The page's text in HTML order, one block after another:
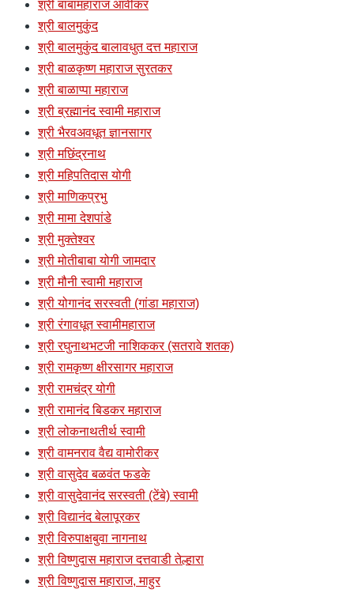
श्री बाबामहाराज आर्वीकर
श्री बालमुकुंद
श्री बालमुकुंद बालावधुत दत्त महाराज
श्री बाळकृष्ण महाराज सुरतकर
श्री बाळाप्पा महाराज
श्री ब्रह्मानंद स्वामी महाराज
श्री भैरवअवधूत ज्ञानसागर
श्री मछिंद्रनाथ
श्री महिपतिदास योगी
श्री माणिकप्रभु
श्री मामा देशपांडे
श्री मुक्तेश्वर
श्री मोतीबाबा योगी जामदार
श्री मौनी स्वामी महाराज
श्री योगानंद सरस्वती (गांडा महाराज)
श्री रंगावधूत स्वामीमहाराज
श्री रघुनाथभटजी नाशिककर (सतरावे शतक)
श्री रामकृष्ण क्षीरसागर महाराज
श्री रामचंद्र योगी
श्री रामानंद बिडकर महाराज
श्री लोकनाथतीर्थ स्वामी
श्री वामनराव वैद्य वामोरीकर
श्री वासुदेव बळवंत फडके
श्री वासुदेवानंद सरस्वती (टेंबे) स्वामी
श्री विद्यानंद बेलापूरकर
श्री विरुपाक्षबुवा नागनाथ
श्री विष्णुदास महाराज दत्तवाडी तेल्हारा
श्री विष्णुदास महाराज, माहुर